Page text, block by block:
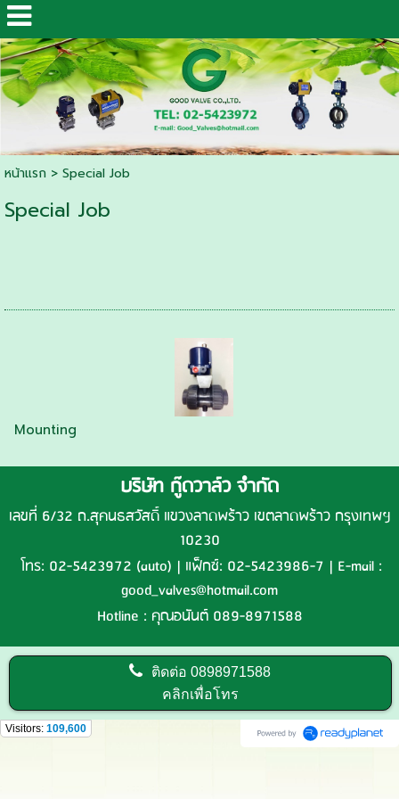
หน้าแรก > Special Job
Special Job
Mounting
บริษัท กู๊ดวาล์ว จำกัด
เลขที่ 6/32 ถ.สุคนธสวัสดิ์ แขวงลาดพร้าว เขตลาดพร้าว กรุงเทพฯ
10230
โทร: 02-5423972 (auto) | แฟ็กซ์: 02-5423986-7 | E-mail :
good_valves@hotmail.com
Hotline : คุณอนันต์ 089-8971588
ติดต่อ0898971588
คลิกเพื่อโทร
Visitors: 109,600